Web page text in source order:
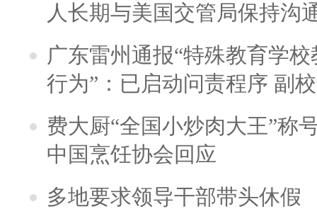
人长期与美国交管局保持沟
广东雷州通报“特殊教育学
行为”：已启动问责程序 副
费大厨“全国小炒肉大王”称
中国烹饪协会回应
多地要求领导干部带头休假